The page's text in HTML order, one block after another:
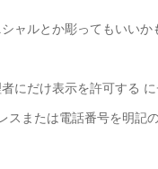
ャルとか彫ってもいいか
にだけ表示を許可する に
スまたは電話番号を明記